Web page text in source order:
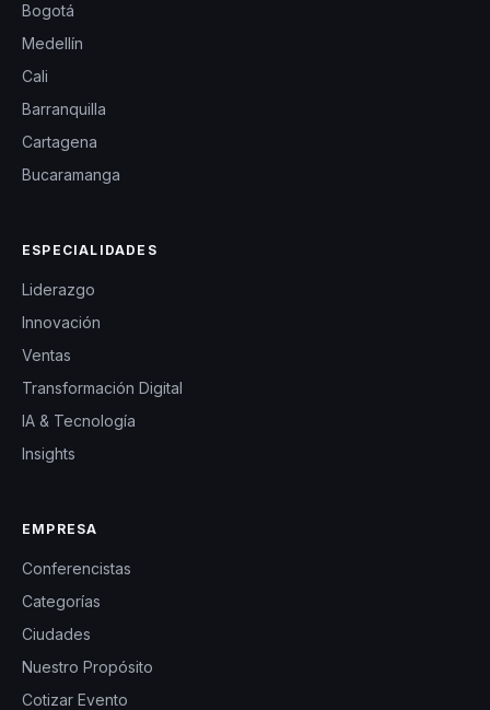
Bogotá
Medellín
Cali
Barranquilla
Cartagena
Bucaramanga
ESPECIALIDADES
Liderazgo
Innovación
Ventas
Transformación Digital
IA & Tecnología
Insights
EMPRESA
Conferencistas
Categorías
Ciudades
Nuestro Propósito
Cotizar Evento